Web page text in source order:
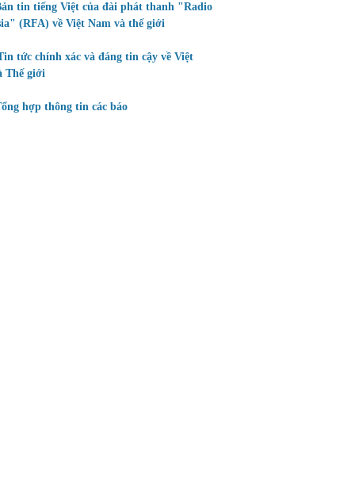
tin tiếng Việt của đài phát thanh "Radio
(RFA) về Việt Nam và thế giới
tức chính xác và đáng tin cậy về Việt
Thế giới
hợp thông tin các báo